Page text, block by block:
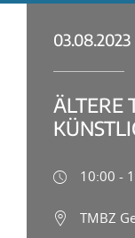
03.08.2023
ÄLTERE
10:00 -
TMBZ